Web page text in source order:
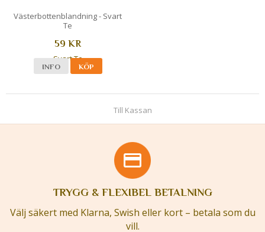
Västerbottenblandning - Svart
Te
59 KR
INFO KÖP
Till Kassan
TRYGG & FLEXIBEL BETALNING
Välj säkert med Klarna, Swish eller kort – betala som du
vill.